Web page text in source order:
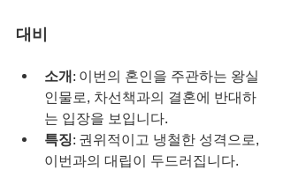
대비
소개: 이번의 혼인을 주관하는 왕실
인물로, 차선책과의 결혼에 반대하
는 입장을 보입니다.
특징: 권위적이고 냉철한 성격으로,
이번과의 대립이 두드러집니다.